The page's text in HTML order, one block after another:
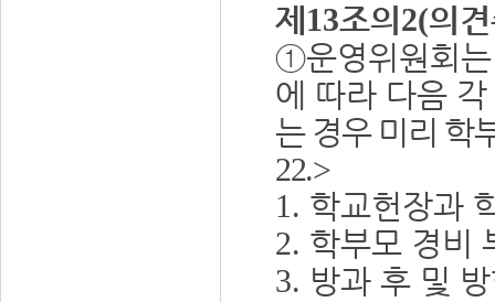
제 13조의 2(의
①운영위원회
에 따라 다음
는 경우 미리 학
22.>
1. 학교헌장과
2. 학부모 경비
3. 방과 후 및